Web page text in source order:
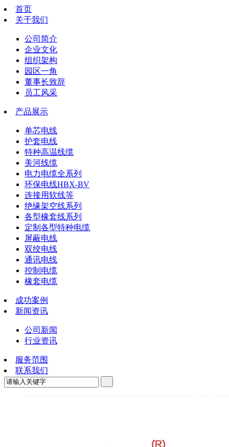
首页
关于我们
公司简介
企业文化
组织架构
园区一角
董事长致辞
员工风采
产品展示
单芯电线
护套电线
特种高温线缆
美河线缆
电力电缆全系列
环保电线HBX-BV
连接用软线等
绝缘架空线系列
各型橡套线系列
定制各型特种电缆
屏蔽电线
双绞电线
通讯电线
控制电缆
橡套电缆
成功案例
新闻资讯
公司新闻
行业资讯
服务范围
联系我们